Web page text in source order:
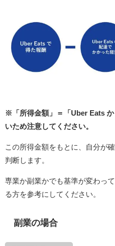
※「所得金額」＝「Uber Eats
いため注意してください。
この所得金額をもとに、自分が
判断します。
専業か副業かでも基準が変わっ
る方を参考にしてください。
副業の場合